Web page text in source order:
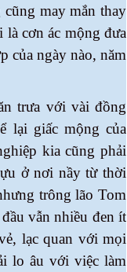
may mắn thay
cơn ác mộng đưa
của ngày nào, năm
với vài đồng
lại giấc mộng của
kia cũng phải
ở nơi nầy từ thời
trông lão Tom
vẫn nhiều đen ít
lạc quan với mọi
lo âu với việc làm